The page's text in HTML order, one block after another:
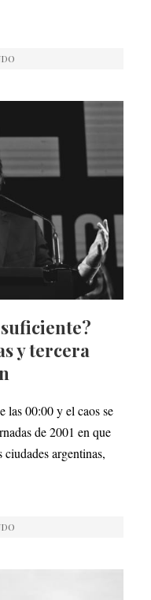
y tercera
las 00:00 y el caos se
de 2001 en que
ciudades argentinas,